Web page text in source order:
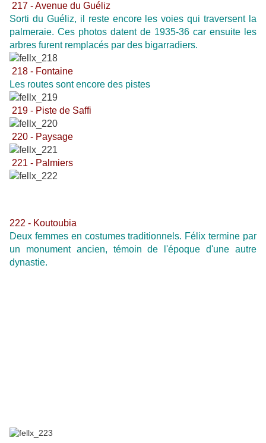
217 - Avenue du Guéliz
Sorti du Guéliz, il reste encore les voies qui traversent la
palmeraie. Ces photos datent de 1935-36 car ensuite les
arbres furent remplacés par des bigarradiers.
218 - Fontaine
Les routes sont encore des pistes
219 - Piste de Saffi
220 - Paysage
221 - Palmiers
222 - Koutoubia
Deux femmes en costumes traditionnels. Félix termine par
un monument ancien, témoin de l'époque d'une autre
dynastie.